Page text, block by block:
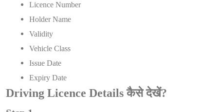
Licence Number
Holder Name
Validity
Vehicle Class
Issue Date
Expiry Date
Driving Licence Details कैसे देखें?